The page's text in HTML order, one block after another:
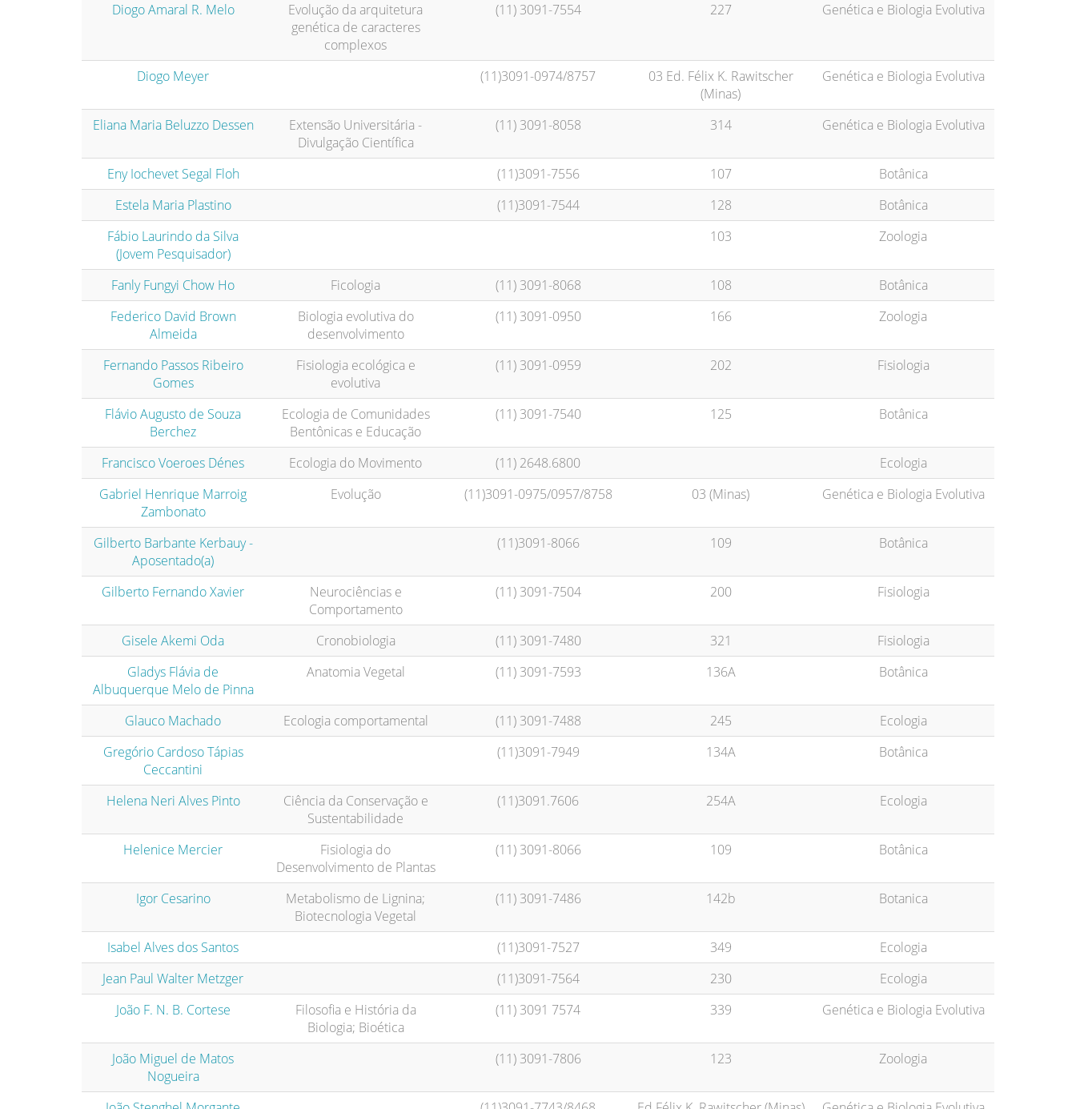
Diogo Amaral R. Melo
Evolução da arquitetura
genética de caracteres
complexos
(11) 3091-7554 227 Genética e Biologia Evolutiva
Diogo Meyer (11)3091-0974/8757
03 Ed. Félix K. Rawitscher
(Minas)
Genética e Biologia Evolutiva
Eliana Maria Beluzzo Dessen
Extensão Universitária -
Divulgação Científica
(11) 3091-8058 314 Genética e Biologia Evolutiva
Eny Iochevet Segal Floh (11)3091-7556 107
Botânica
Estela Maria Plastino
(11)3091-7544 128
Botânica
Fábio Laurindo da Silva
(Jovem Pesquisador)
103 Zoologia
Fanly Fungyi Chow Ho Ficologia (11) 3091-8068 108
Botânica
Federico David Brown
Almeida
Biologia evolutiva do
desenvolvimento
(11) 3091-0950 166 Zoologia
Fernando Passos Ribeiro
Gomes
Fisiologia ecológica e
evolutiva
(11) 3091-0959 202 Fisiologia
Flávio Augusto de Souza
Berchez
Ecologia de Comunidades
Bentônicas e Educação
(11) 3091-7540 125 Botânica
Francisco Voeroes Dénes Ecologia do Movimento (11) 2648.6800
Ecologia
Gabriel Henrique Marroig
Zambonato
Evolução (11)3091-0975/0957/8758 03 (Minas) Genética e Biologia Evolutiva
Gilberto Barbante Kerbauy -
Aposentado(a)
(11)3091-8066 109 Botânica
Gilberto Fernando Xavier
Neurociências e
Comportamento
(11) 3091-7504 200 Fisiologia
Gisele Akemi Oda Cronobiologia (11) 3091-7480 321
Fisiologia
Gladys Flávia de
Albuquerque Melo de Pinna
Anatomia Vegetal (11) 3091-7593 136A Botânica
Glauco Machado Ecologia comportamental (11) 3091-7488 245
Ecologia
Gregório Cardoso Tápias
Ceccantini
(11)3091-7949 134A Botânica
Helena Neri Alves Pinto
Ciência da Conservação e
Sustentabilidade
(11)3091.7606 254A Ecologia
Helenice Mercier
Fisiologia do
Desenvolvimento de Plantas
(11) 3091-8066 109 Botânica
Igor Cesarino
Metabolismo de Lignina;
Biotecnologia Vegetal
(11) 3091-7486 142b Botanica
Isabel Alves dos Santos (11)3091-7527 349
Ecologia
Jean Paul Walter Metzger
(11)3091-7564 230
Ecologia
João F. N. B. Cortese
Filosofia e História da
Biologia; Bioética
(11) 3091 7574 339 Genética e Biologia Evolutiva
João Miguel de Matos
Nogueira
(11) 3091-7806 123 Zoologia